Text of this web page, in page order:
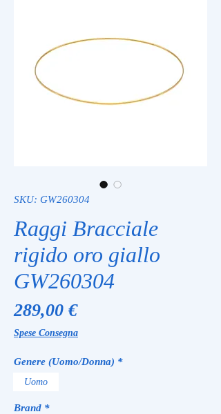
SKU: GW260304
Raggi Bracciale
rigido oro giallo
GW260304
289,00 €Prezzo
Spese Consegna
Genere (Uomo/Donna) *
Uomo
Brand *